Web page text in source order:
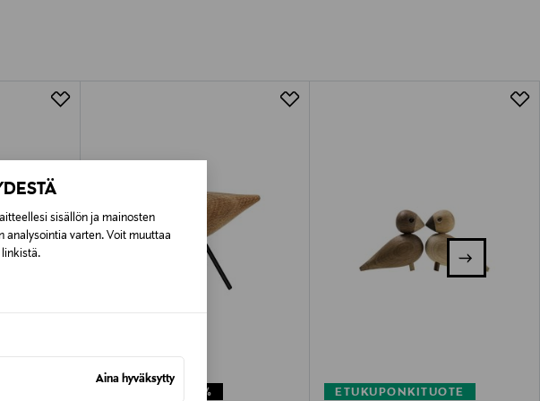
sisällön ja mainosten
analysointia varten. Voit muuttaa
linkistä.
Aina hyväksytty
kun toimitus on saatavilla valittuun osoitteeseen.
JÄSENETU –20%
ETUKUPONKITUOTE